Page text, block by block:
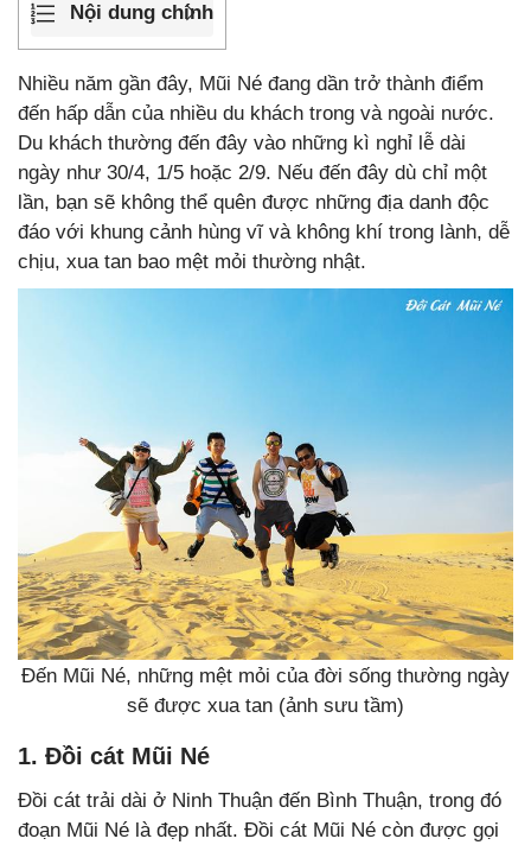
Nội dung chính
Nhiều năm gần đây, Mũi Né đang dần trở thành điểm
đến hấp dẫn của nhiều du khách trong và ngoài nước.
Du khách thường đến đây vào những kì nghỉ lễ dài
ngày như 30/4, 1/5 hoặc 2/9. Nếu đến đây dù chỉ một
lần, bạn sẽ không thể quên được những địa danh độc
đáo với khung cảnh hùng vĩ và không khí trong lành, dễ
chịu, xua tan bao mệt mỏi thường nhật.
Đến Mũi Né, những mệt mỏi của đời sống thường ngày
sẽ được xua tan (ảnh sưu tầm)
1. Đồi cát Mũi Né
Đồi cát trải dài ở Ninh Thuận đến Bình Thuận, trong đó
đoạn Mũi Né là đẹp nhất. Đồi cát Mũi Né còn được gọi